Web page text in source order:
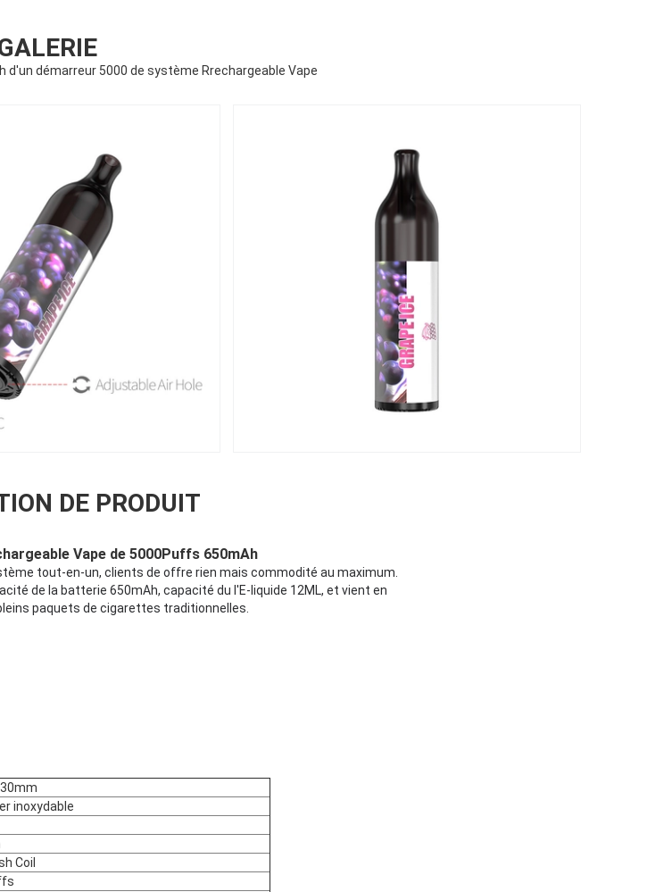
d'un démarreur 5000 de système Rrechargeable Vape
DE PRODUIT
Vape de 5000Puffs 650mAh
tout-en-un, clients de offre rien mais commodité au maximum.
de la batterie 650mAh, capacité du l'E-liquide 12ML, et vient en
paquets de cigarettes traditionnelles.
inoxydable
Coil